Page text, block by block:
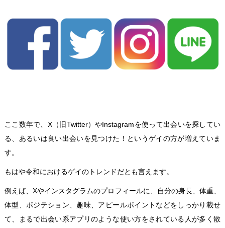
ここ数年で、X（旧Twitter）やInstagramを使って出会いを探してい
る、あるいは良い出会いを見つけた！というゲイの方が増えていま
す。
もはや令和におけるゲイのトレンドだとも言えます。
例えば、Xやインスタグラムのプロフィールに、自分の身長、体重、
体型、ポジテション、趣味、アピールポイントなどをしっかり載せ
て、まるで出会い系アプリのような使い方をされている人が多く散